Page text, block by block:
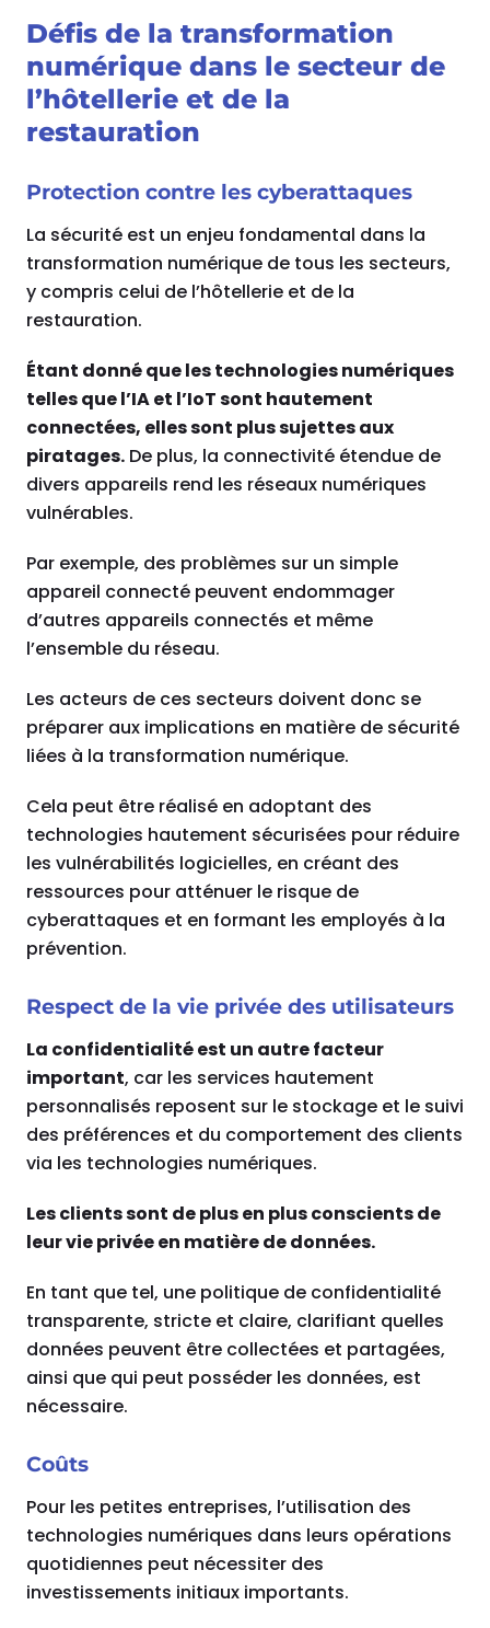
Défis de la transformation
numérique dans le secteur de
l’hôtellerie et de la
restauration
Protection contre les cyberattaques
La sécurité est un enjeu fondamental dans la
transformation numérique de tous les secteurs,
y compris celui de l’hôtellerie et de la
restauration.
Étant donné que les technologies numériques
telles que l’IA et l’IoT sont hautement
connectées, elles sont plus sujettes aux
piratages. De plus, la connectivité étendue de
divers appareils rend les réseaux numériques
vulnérables.
Par exemple, des problèmes sur un simple
appareil connecté peuvent endommager
d’autres appareils connectés et même
l’ensemble du réseau.
Les acteurs de ces secteurs doivent donc se
préparer aux implications en matière de sécurité
liées à la transformation numérique.
Cela peut être réalisé en adoptant des
technologies hautement sécurisées pour réduire
les vulnérabilités logicielles, en créant des
ressources pour atténuer le risque de
cyberattaques et en formant les employés à la
prévention.
Respect de la vie privée des utilisateurs
La confidentialité est un autre facteur
important, car les services hautement
personnalisés reposent sur le stockage et le suivi
des préférences et du comportement des clients
via les technologies numériques.
Les clients sont de plus en plus conscients de
leur vie privée en matière de données.
En tant que tel, une politique de confidentialité
transparente, stricte et claire, clarifiant quelles
données peuvent être collectées et partagées,
ainsi que qui peut posséder les données, est
nécessaire.
Coûts
Pour les petites entreprises, l’utilisation des
technologies numériques dans leurs opérations
quotidiennes peut nécessiter des
investissements initiaux importants.